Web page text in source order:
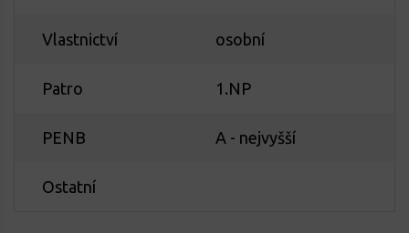
Vlastnictví osobní
Patro 1.NP
PENB A - nejvyšší
Ostatní